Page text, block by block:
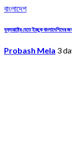
বাংলাদেশ
যুক্তরাষ্ট্রে যেতে ইচ্ছুক বাংলাদেশিদের
Probash Mela 3